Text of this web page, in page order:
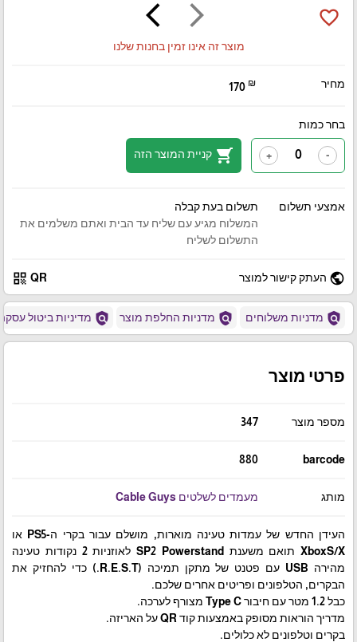
arrow_forward_ios
arrow_back_ios favorite_border
מוצר זה אינו זמין בחנות שלנו
מחיר 170 ₪
בחר כמות
-
+
shopping_cart קניית המוצר הזה
אמצעי תשלום
תשלום בעת קבלה
המשלוח מגיע עם שליח עד הבית ואתם משלמים את
התשלום לשליח
public העתק קישור למוצר QR
qr_code
policy מדניות משלוחים policy מדניות החלפת מוצר policy מדיניות ביטול
פרטי מוצר
מספר מוצר 347
barcode
880
מותג מעמדים לשלטים Cable Guys
העידן החדש של עמדות טעינה מוארות, מושלם עבור בקרי ה-PS5 או
XboxS/X תואם משענת SP2 Powerstand לאוזניות 2 נקודות טעינה
מהירה USB עם פטנט של מתקן תמיכה (R.E.S.T.) כדי להחזיק את
הבקרים, הטלפונים ופריטים אחרים שלכם.
כבל 1.2 מטר עם חיבור Type C מצורף לערכה.
מדריך הוראות מסופק באמצעות קוד QR על האריזה.
בקרים וטלפונים לא כלולים.